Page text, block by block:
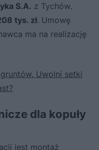
S.A. z Tychów.
tys. zł. Umowę
ma na realizację
Uwolni setki
dla kopuły
jest montaż